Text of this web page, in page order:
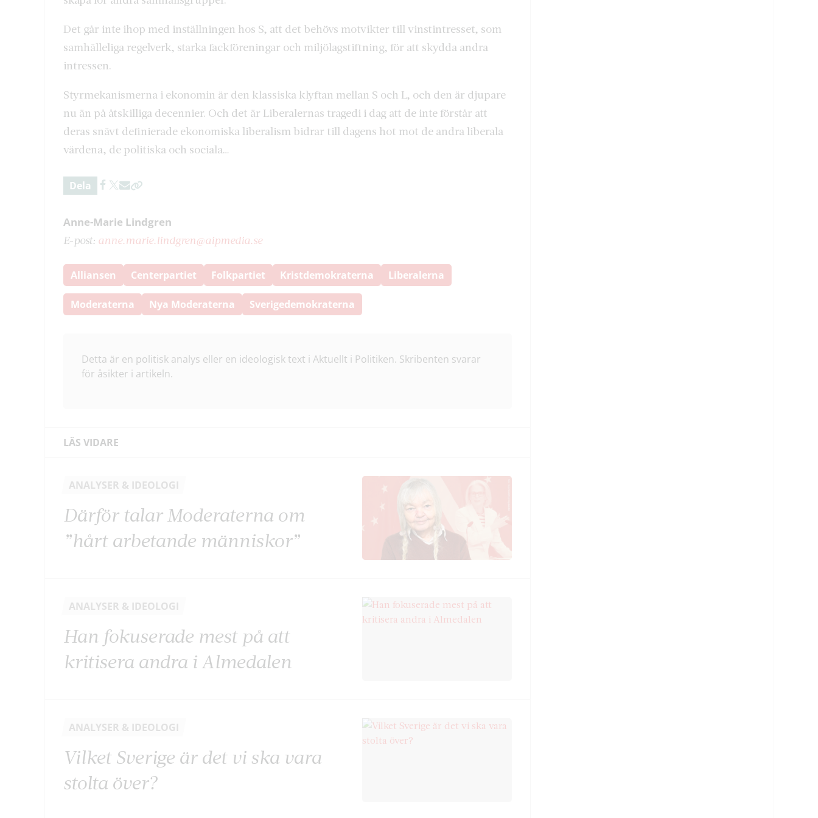
Det går inte ihop med inställningen hos S, att det behövs motvikter till vinstintresset, som
samhälleliga regelverk, starka fackföreningar och miljölagstiftning, för att skydda andra
intressen.
Styrmekanismerna i ekonomin är den klassiska klyftan mellan S och L, och den är djupare
nu än på åtskilliga decennier. Och det är Liberalernas tragedi i dag att de inte förstår att
deras snävt definierade ekonomiska liberalism bidrar till dagens hot mot de andra liberala
värdena, de politiska och sociala…
Dela
Anne-Marie Lindgren
E-post: anne.marie.lindgren@aipmedia.se
Alliansen Centerpartiet Folkpartiet Kristdemokraterna Liberalerna
Moderaterna Nya Moderaterna Sverigedemokraterna
Detta är en politisk analys eller en ideologisk text i Aktuellt i Politiken. Skribenten svarar
för åsikter i artikeln.
LÄS VIDARE
ANALYSER & IDEOLOGI
Därför talar Moderaterna om
”hårt arbetande människor”
ANALYSER & IDEOLOGI
Han fokuserade mest på att
kritisera andra i Almedalen
ANALYSER & IDEOLOGI
Vilket Sverige är det vi ska vara
stolta över?